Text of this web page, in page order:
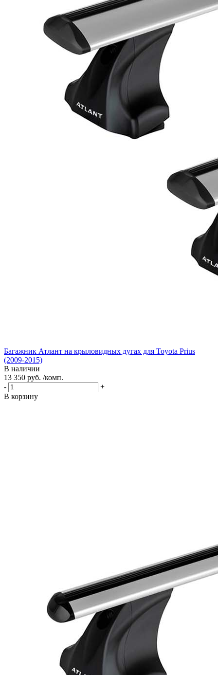
Багажник Атлант на крыловидных дугах для Toyota Prius
(2009-2015)
В наличии
13 350 руб. /комп.
-
+
В корзину